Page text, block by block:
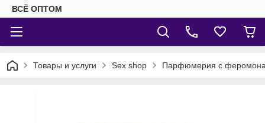
ВСЁ ОПТОМ
Товары и услуги Sex shop Парфюмерия с